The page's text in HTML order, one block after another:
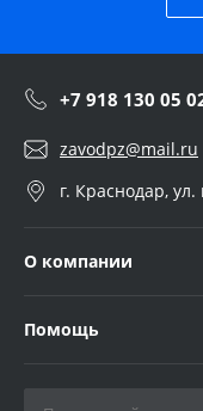
+7 918 130 05
zavodpz@mail.ru
г. Краснодар,
О компании
Помощь